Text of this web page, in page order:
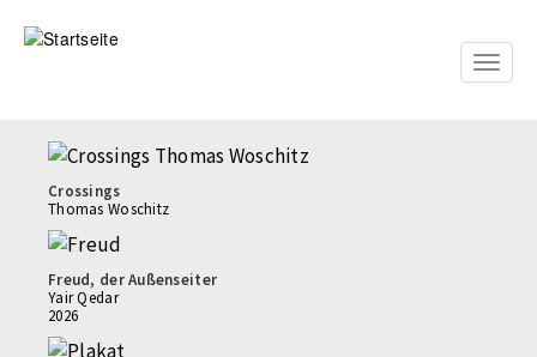
zum
Toggle
Crossings
Thomas Woschitz
Freud, der Außenseiter
Yair Qedar
2026